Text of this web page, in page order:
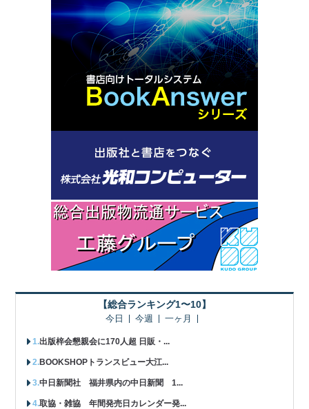
【総合ランキング1〜10】
今日 今週 一ヶ月
出版梓会懇親会に170人超 日販・...
BOOKSHOPトランスビュー大江...
中日新聞社 福井県内の中日新聞 1...
取協・雑協 年間発売日カレンダー発...